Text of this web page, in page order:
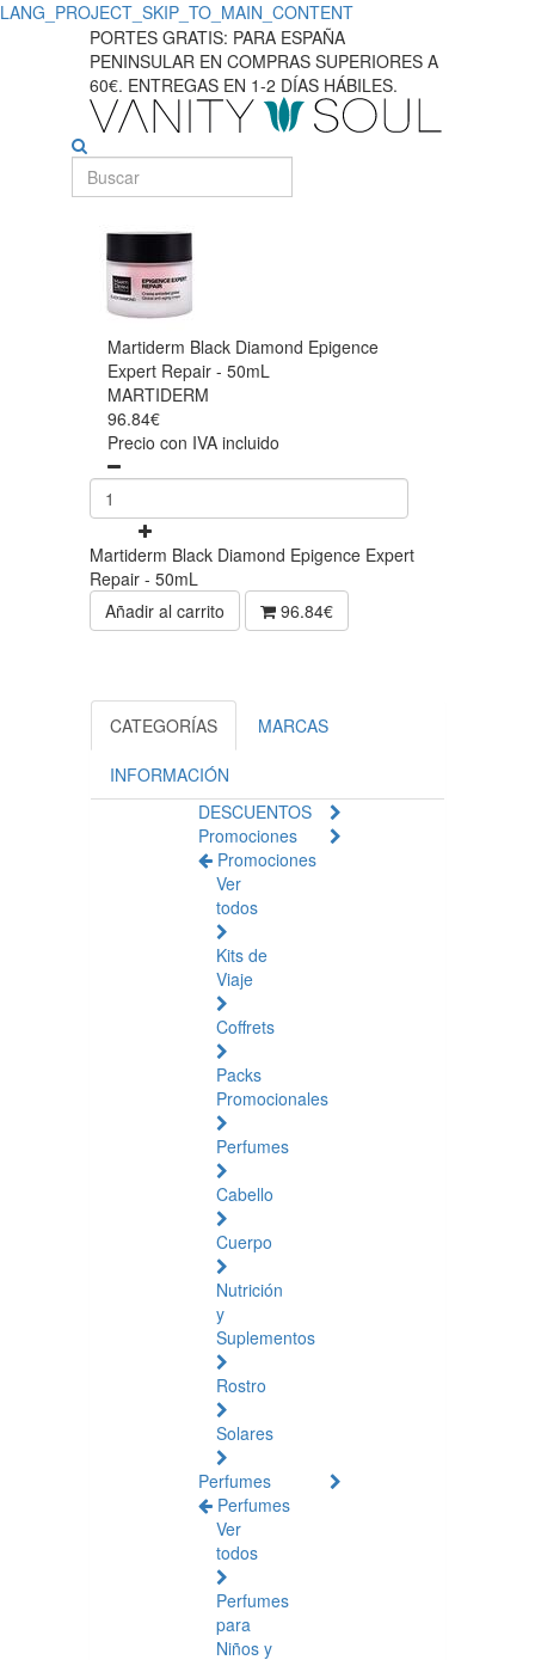
LANG_PROJECT_SKIP_TO_MAIN_CONTENT
PORTES GRATIS: PARA ESPAÑA
PENINSULAR EN COMPRAS SUPERIORES A
60€. ENTREGAS EN 1-2 DÍAS HÁBILES.
Martiderm Black Diamond Epigence
Expert Repair - 50mL
MARTIDERM
96.84€
Precio con IVA incluido
Martiderm Black Diamond Epigence Expert
Repair - 50mL
Añadir al carrito
96.84€
CATEGORÍAS MARCAS
INFORMACIÓN
DESCUENTOS
Promociones
Promociones
Ver
todos
Kits de
Viaje
Coffrets
Packs
Promocionales
Perfumes
Cabello
Cuerpo
Nutrición
y
Suplementos
Rostro
Solares
Perfumes
Perfumes
Ver
todos
Perfumes
para
Niños y